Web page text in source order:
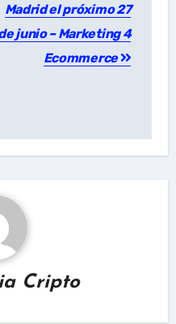
Madrid el próximo 27
junio – Marketing 4
Ecommerce
Cripto